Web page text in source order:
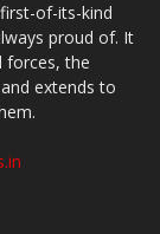
of-its-kind
proud of. It
forces, the
extends to